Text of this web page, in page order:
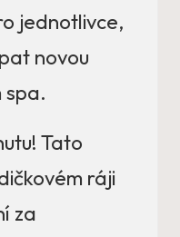
jednotlivce,
novou
spa.
Tato
ráji
za